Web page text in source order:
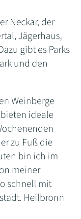
Neckar, der
Jägerhaus,
gibt es Parks
und den
Weinberge
ideale
zu Fuß die
bin ich im
meiner
schnell mit
Heilbronn